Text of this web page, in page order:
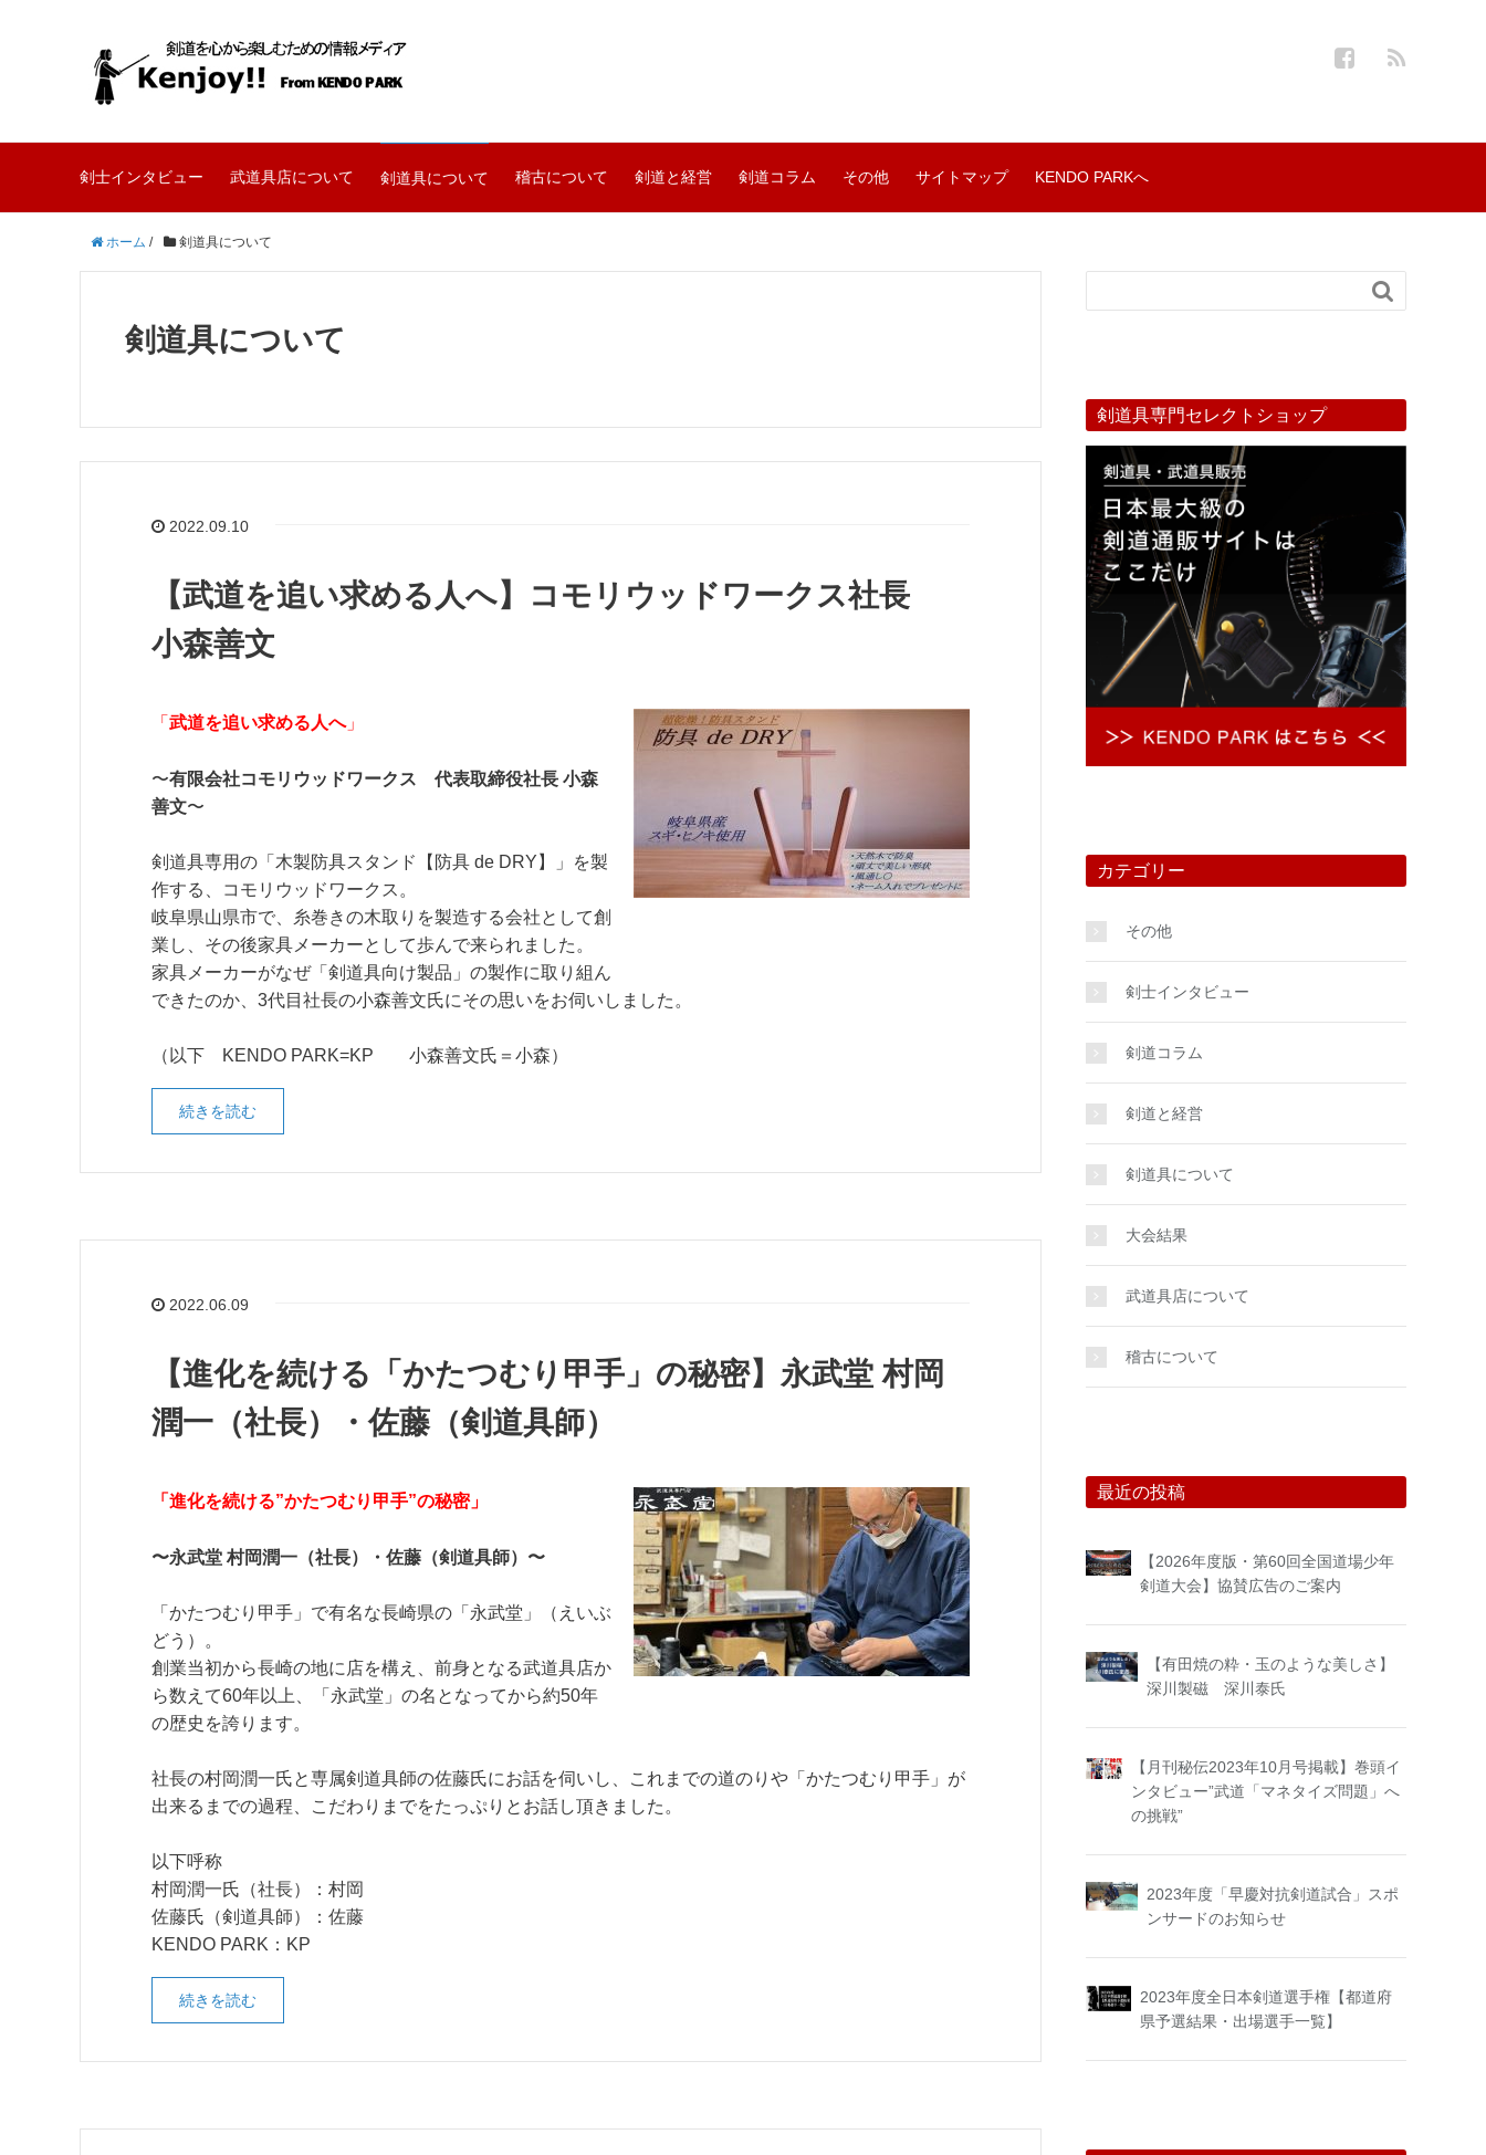
剣士インタビュー 武道具店について 剣道具について 稽古について 剣道と経営 剣道コラム その他 サイトマップ KENDO PARKへ
ホーム / 剣道具について
剣道具について
2022.09.10
【武道を追い求める人へ】コモリウッドワークス社長
小森善文
「 武道を追い求める人へ」
〜有限会社コモリウッドワークス 代表取締役社長 小森
善文〜
剣道具専用の「木製防具スタンド【防具 de DRY】」を製
作する、コモリウッドワークス。
岐阜県山県市で、糸巻きの木取りを製造する会社として創
業し、その後家具メーカーとして歩んで来られました。
家具メーカーがなぜ「剣道具向け製品」の製作に取り組ん
できたのか、3代目社長の小森善文氏にその思いをお伺いしました。
（以下 KENDO PARK=KP 小森善文氏＝小森）
続きを読む
2022.06.09
【進化を続ける「かたつむり甲手」の秘密】永武堂 村岡
潤一（社長）・佐藤（剣道具師）
「進化を続ける”かたつむり甲手”の秘密」
〜永武堂 村岡潤一（社長）・佐藤（剣道具師）〜
「かたつむり甲手」で有名な長崎県の「永武堂」（えいぶ
どう）。
創業当初から長崎の地に店を構え、前身となる武道具店か
ら数えて60年以上、「永武堂」の名となってから約50年
の歴史を誇ります。
社長の村岡潤一氏と専属剣道具師の佐藤氏にお話を伺いし、これまでの道のりや「かたつむり甲手」が
出来るまでの過程、こだわりまでをたっぷりとお話し頂きました。
以下呼称
村岡潤一氏（社長）：村岡
佐藤氏（剣道具師）：佐藤
KENDO PARK：KP
続きを読む

剣道具専門セレクトショップ
カテゴリー
その他
剣士インタビュー
剣道コラム
剣道と経営
剣道具について
大会結果
武道具店について
稽古について
最近の投稿
【2026年度版・第60回全国道場少年
剣道大会】協賛広告のご案内
【有田焼の粋・玉のような美しさ】
深川製磁 深川泰氏
【月刊秘伝2023年10月号掲載】巻頭イ
ンタビュー”武道「マネタイズ問題」へ
の挑戦”
2023年度「早慶対抗剣道試合」スポ
ンサードのお知らせ
2023年度全日本剣道選手権【都道府
県予選結果・出場選手一覧】